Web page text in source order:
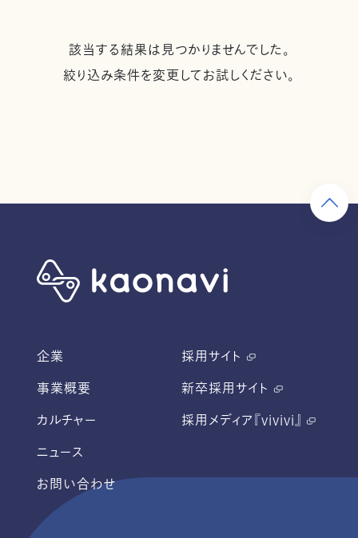
該当する結果は見つかりませんでした。
絞り込み条件を変更してお試しください。
企業
事業概要
カルチャー
ニュース
お問い合わせ
採用サイト
新卒採用サイト
採用メディア『vivivi』